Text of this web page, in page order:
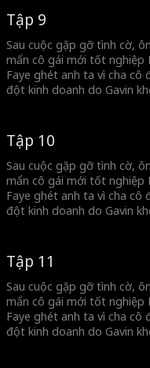
hôn, và dù cô cố gắng đẩy
dần yêu anh...
Tập 9
Sau cuộc gặp gỡ tình cờ,
mẩn cô gái mới tốt nghiệp
Faye ghét anh ta vì cha cô
đột kinh doanh do Gavin
hôn, và dù cô cố gắng đẩy
dần yêu anh...
Tập 10
Sau cuộc gặp gỡ tình cờ,
mẩn cô gái mới tốt nghiệp
Faye ghét anh ta vì cha cô
đột kinh doanh do Gavin
hôn, và dù cô cố gắng đẩy
dần yêu anh...
Tập 11
Sau cuộc gặp gỡ tình cờ,
mẩn cô gái mới tốt nghiệp
Faye ghét anh ta vì cha cô
đột kinh doanh do Gavin